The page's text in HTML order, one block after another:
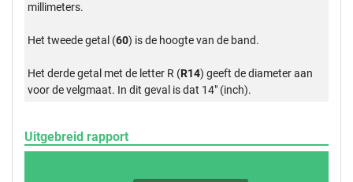
millimeters.
Het tweede getal (60) is de hoogte van de band.
Het derde getal met de letter R (R14) geeft de diameter aan
voor de velgmaat. In dit geval is dat 14" (inch).
Uitgebreid rapport